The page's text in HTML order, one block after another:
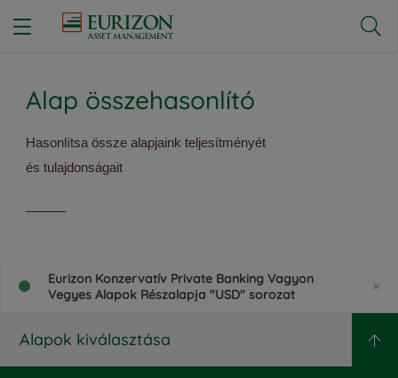

Alap összehasonlító
Hasonlítsa össze alapjaink teljesítményét
és tulajdonságait
Eurizon Konzervatív Private Banking Vagyon
Vegyes Alapok Részalapja "USD" sorozat
Alapok kiválasztása